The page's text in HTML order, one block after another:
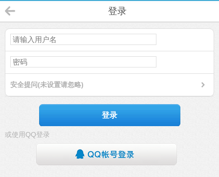
登录
安全提问(未设置请忽略)
登录
或使用QQ登录